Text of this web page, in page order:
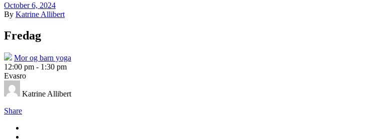
October 6, 2024
By Katrine Allibert
Fredag
Mor og barn yoga
12:00 pm - 1:30 pm
Evasro
Katrine Allibert
Share